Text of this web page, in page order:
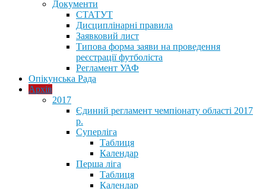
Документи
СТАТУТ
Дисциплінарні правила
Заявковий лист
Типова форма заяви на проведення
реєстрації футболіста
Регламент УАФ
Опікунська Рада
Архів
2017
Єдиний регламент чемпіонату області 2017
р.
Суперліга
Таблиця
Календар
Перша ліга
Таблиця
Календар